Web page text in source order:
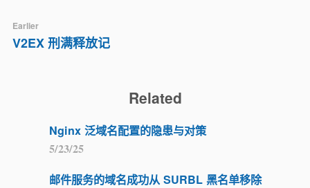
Earlier
V2EX 刑满释放记
Related
5/23/25
Nginx 泛域名配置的隐患与对策
邮件服务的域名成功从 SURBL 黑名单移除